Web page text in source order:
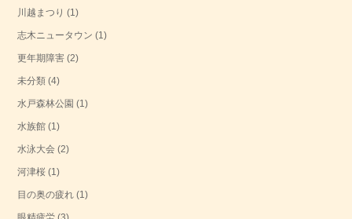
川越まつり (1)
志木ニュータウン (1)
更年期障害 (2)
未分類 (4)
水戸森林公園 (1)
水族館 (1)
水泳大会 (2)
河津桜 (1)
目の奥の疲れ (1)